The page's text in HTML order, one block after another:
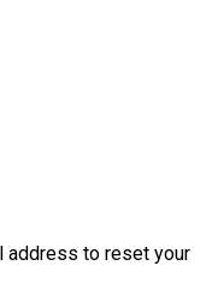
address to reset your